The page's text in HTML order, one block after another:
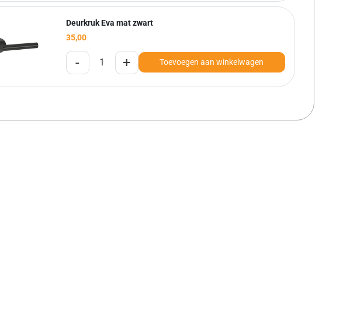
Deurkruk Eva mat zwart
35,00
- + Toevoegen aan winkelwagen